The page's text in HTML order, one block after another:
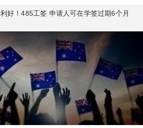
好！485工签 申请人可在学签过期6个月